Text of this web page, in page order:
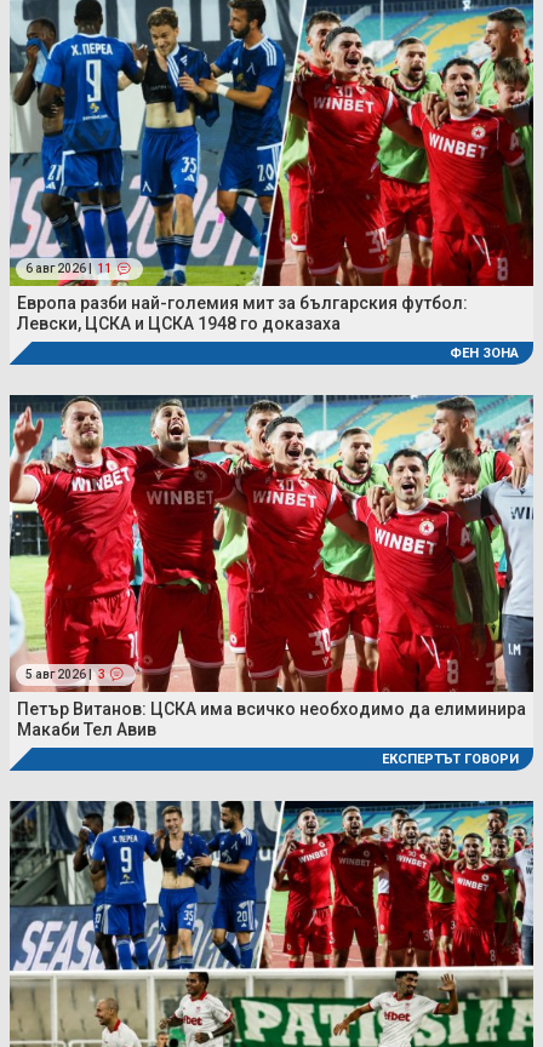
6 авг 2026 | 11
Европа разби най-големия мит за българския футбол:
Левски, ЦСКА и ЦСКА 1948 го доказаха
ФЕН ЗОНА
5 авг 2026 | 3
Петър Витанов: ЦСКА има всичко необходимо да елиминира
Макаби Тел Авив
ЕКСПЕРТЪТ ГОВОРИ